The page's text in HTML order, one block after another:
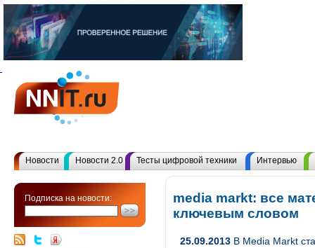
Новости Новости 2.0 Тесты цифровой техники Интервью
Подписка на новости:
media markt: все
ключевым словом
25.09.2013 В Media Markt